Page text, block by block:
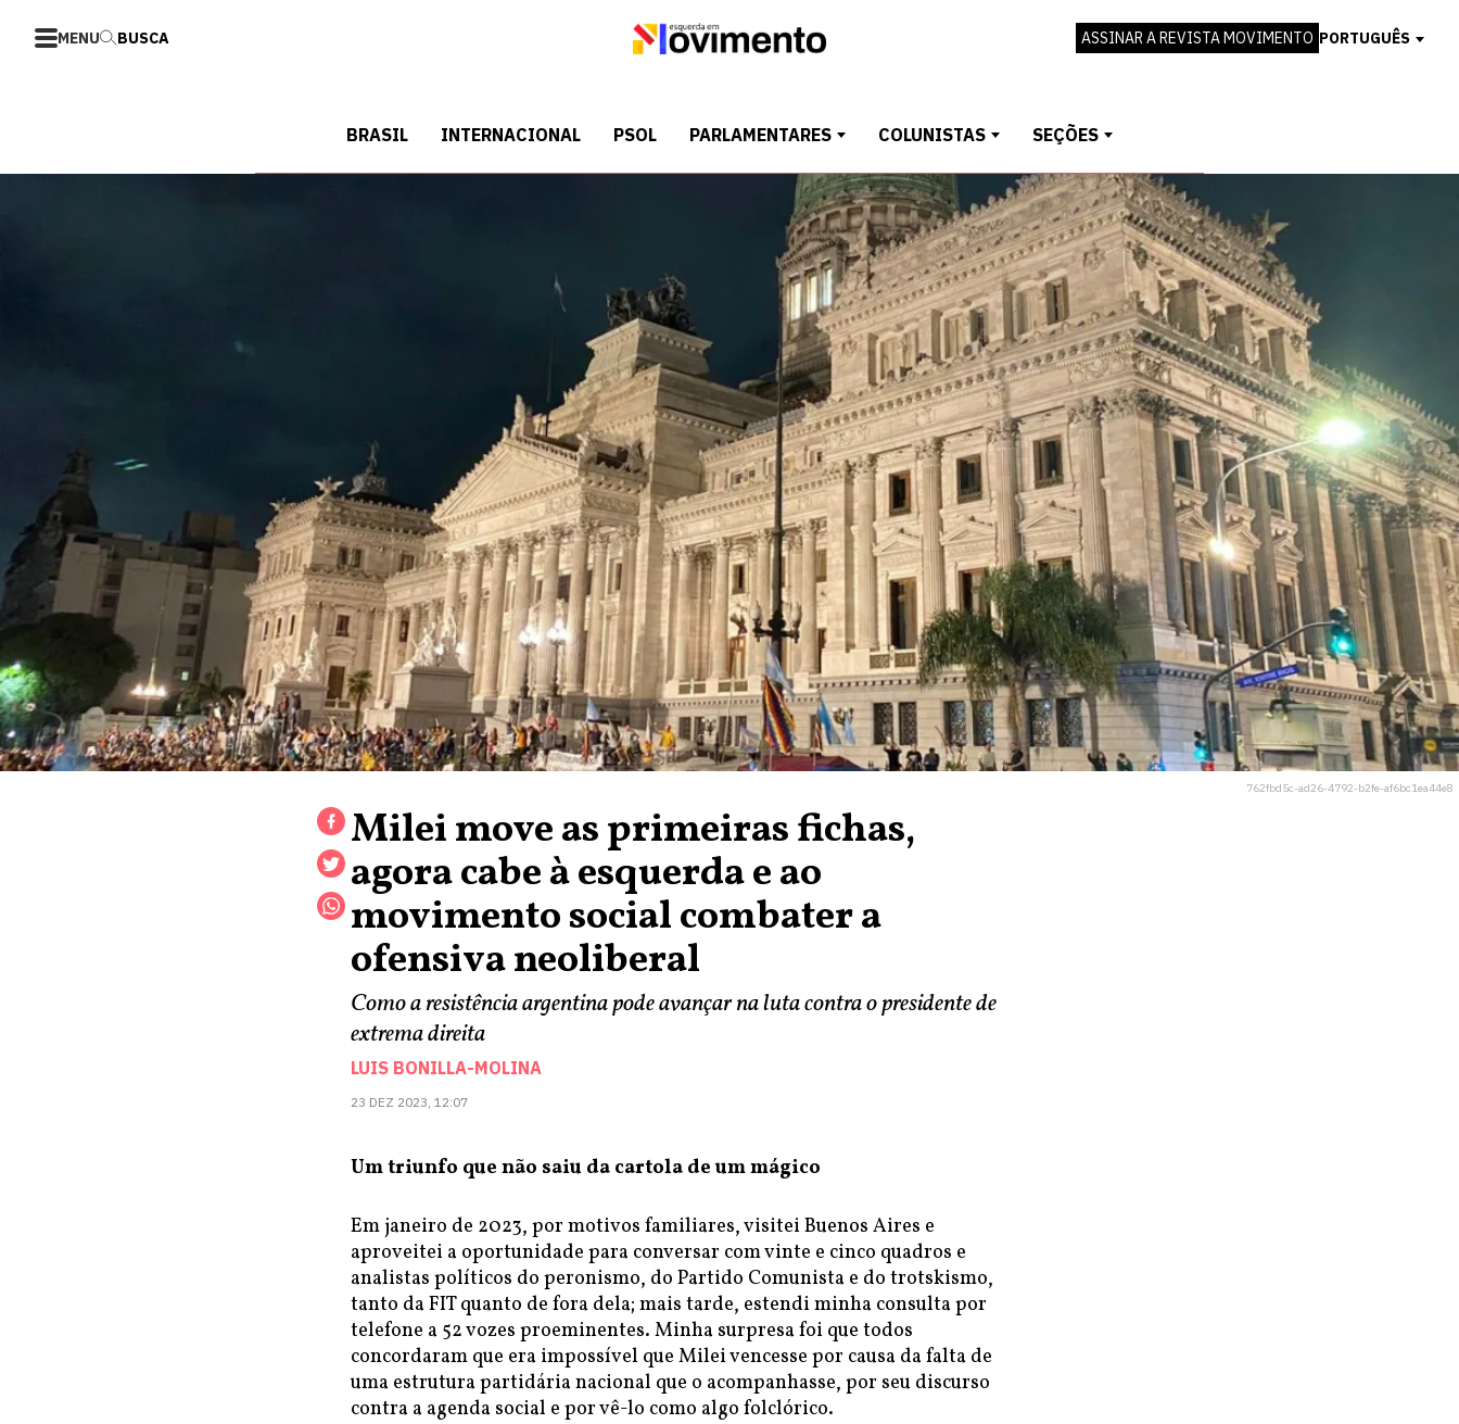
MENU BUSCA ASSINAR A REVISTA MOVIMENTO PORTUGUÊS
BRASIL INTERNACIONAL PSOL PARLAMENTARES COLUNISTAS SEÇÕES
762fbd5c-ad26-4792-b2fe-af6bc1ea44e8
Milei move as primeiras fichas,
agora cabe à esquerda e ao
movimento social combater a
ofensiva neoliberal
Como a resistência argentina pode avançar na luta contra o presidente de
extrema direita
LUIS BONILLA-MOLINA
23 DEZ 2023, 12:07
Um triunfo que não saiu da cartola de um mágico
Em janeiro de 2023, por motivos familiares, visitei Buenos Aires e
aproveitei a oportunidade para conversar com vinte e cinco quadros e
analistas políticos do peronismo, do Partido Comunista e do trotskismo,
tanto da FIT quanto de fora dela; mais tarde, estendi minha consulta por
telefone a 52 vozes proeminentes. Minha surpresa foi que todos
concordaram que era impossível que Milei vencesse por causa da falta de
uma estrutura partidária nacional que o acompanhasse, por seu discurso
contra a agenda social e por vê-lo como algo folclórico.